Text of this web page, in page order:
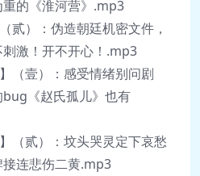
的《淮河营》.mp3
贰）：伪造朝廷机密文件，
激！开不开心！.mp3
（壹）：感受情绪别问剧
《赵氏孤儿》也有
（贰）：坟头哭灵定下哀愁
连悲伤二黄.mp3